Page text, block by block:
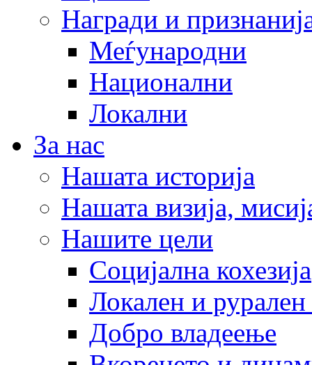
Награди и
Меѓународни
Национални
Локални
За нас
Нашата историја
Нашата визија,
Нашите цели
Социјална кохезија
Локален и рурален
Добро владеење